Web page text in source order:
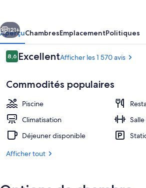
Waikiki
Beach
Suite, 1
Suivant
121+
AperçuChambresEmplacementPolitiques
Avis
8,68,6 sur 10 –
ExcellentAfficher les 1 570 avis
Commodités populaires
Piscine
Climatisation
Déjeuner disponible
Afficher tout